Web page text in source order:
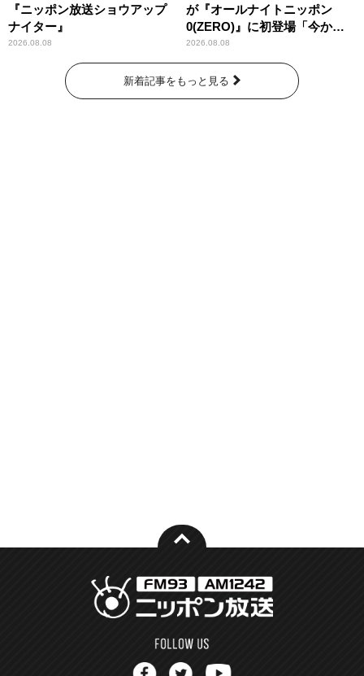
『ニッポン放送ショウアップ
ナイター』
2026.08.08
が『オールナイトニッポン
0(ZERO)』に初登場「今から
とてもワクワクしておりま
す！」
2026.08.08
新着記事をもっと見る